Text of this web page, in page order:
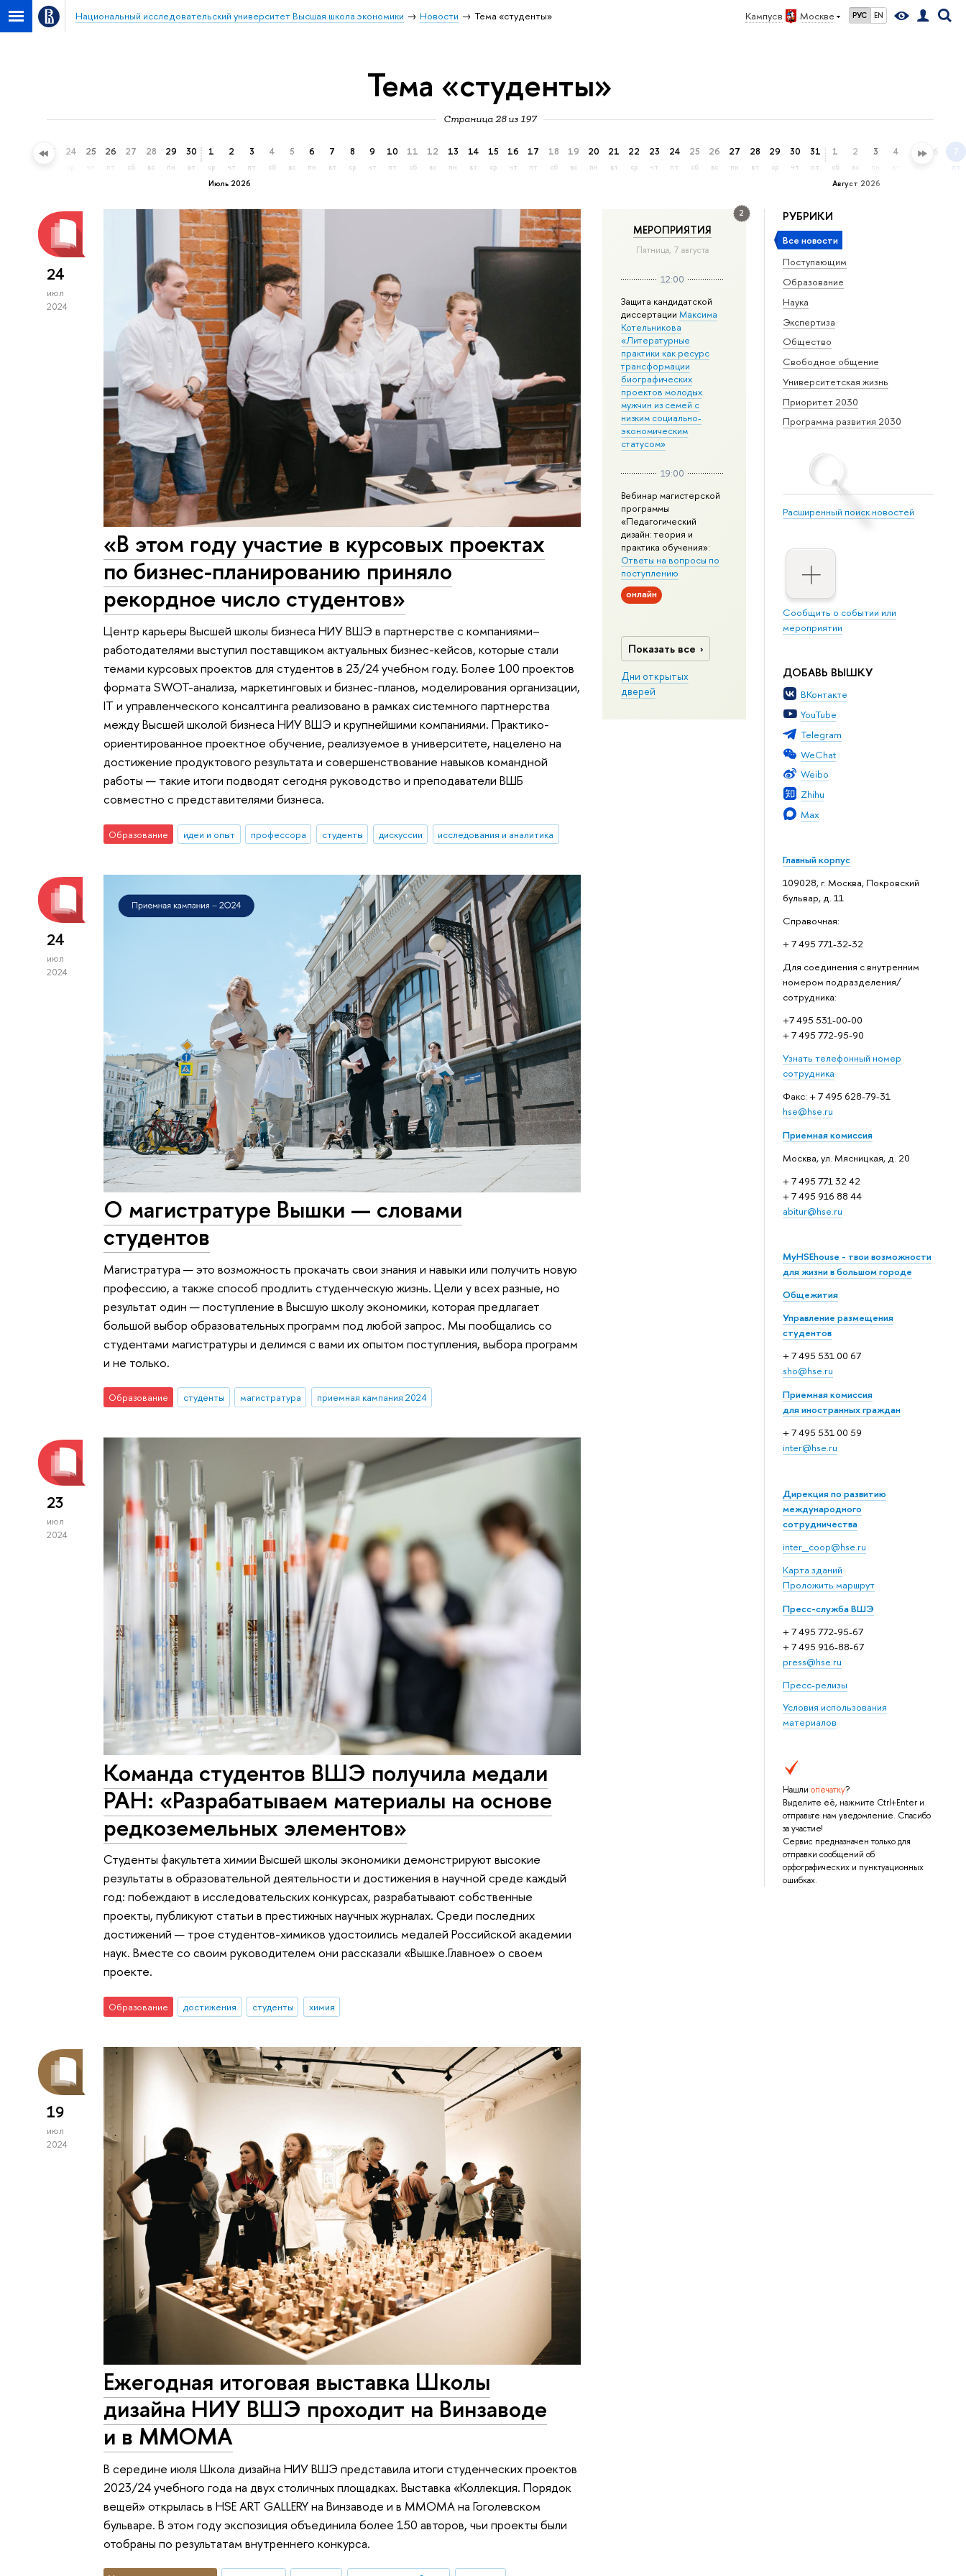
Кампус в Москве РУС EN
Национальный исследовательский университет Высшая школа экономики Новости Тема «студенты»
Тема «студенты»
Страница 28 из 197
23 24 25 26
пт
27
сб
28
вс
29
пн
30
вт
Июль 2026
1
ср
2
чт
3
пт
4
сб
5
вс
6
пн
7
вт
8
ср
9
чт
10
пт
11
сб
12
вс
13
пн
14
вт
15
ср
16
чт
17
пт
18
сб
19
вс
20
пн
21
вт
22
ср
23
чт
24
пт
25
сб
26
вс
27
пн
28
вт
29
ср
30
чт
31
пт
Август 2026
1
сб
2
вс
3 4 5 6 7
пт
РУБРИКИ
Все новости
Поступающим
Образование
Наука
Экспертиза
Общество
Свободное общение
Университетская жизнь
Приоритет 2030
Программа развития 2030
Расширенный поиск новостей
Сообщить о событии или
мероприятии
ДОБАВЬ ВЫШКУ
ВКонтакте
YouTube
Telegram
WeChat
Weibo
Zhihu
Max
Главный корпус
109028, г. Москва, Покровский
бульвар, д. 11
Справочная:
+ 7 495 771-32-32
Для соединения с внутренним
номером подразделения/
сотрудника:
+7 495 531-00-00
+ 7 495 772-95-90
Узнать телефонный номер
сотрудника
Факс: + 7 495 628-79-31
hse@hse.ru
Приемная комиссия
Москва, ул. Мясницкая, д. 20
+ 7 495 771 32 42
+ 7 495 916 88 44
abitur@hse.ru
MyHSEhouse - твои возможности
для жизни в большом городе
Общежития
Управление размещения
студентов
+ 7 495 531 00 67
sho@hse.ru
Приемная комиссия
для иностранных граждан
+ 7 495 531 00 59
inter@hse.ru
Дирекция по развитию
международного
сотрудничества
inter_coop@hse.ru
Карта зданий
Проложить маршрут
Пресс-служба ВШЭ
+ 7 495 772-95-67
+ 7 495 916-88-67
press@hse.ru
Пресс-релизы
Условия использования
материалов
Нашли опечатку?
Выделите её, нажмите Ctrl+Enter и
отправьте нам уведомление. Спасибо
за участие!
Сервис предназначен только для
отправки сообщений об
орфографических и пунктуационных
ошибках.
2
МЕРОПРИЯТИЯ
Пятница, 7 августа
12:00
Защита кандидатской
диссертации Максима
Котельникова
«Литературные
практики как ресурс
трансформации
биографических
проектов молодых
мужчин из семей с
низким социально-
экономическим
статусом»
19:00
Вебинар магистерской
программы
«Педагогический
дизайн: теория и
практика обучения»:
Ответы на вопросы по
поступлению
онлайн
Показать все
Дни открытых
дверей
24
июл
2024
«В этом году участие в курсовых проектах
по бизнес-планированию приняло
рекордное число студентов»
Центр карьеры Высшей школы бизнеса НИУ ВШЭ в партнерстве с компаниями–
работодателями выступил поставщиком актуальных бизнес-кейсов, которые стали
темами курсовых проектов для студентов в 23/24 учебном году. Более 100 проектов
формата SWOT-анализа, маркетинговых и бизнес-планов, моделирования организации,
IT и управленческого консалтинга реализовано в рамках системного партнерства
между Высшей школой бизнеса НИУ ВШЭ и крупнейшими компаниями. Практико-
ориентированное проектное обучение, реализуемое в университете, нацелено на
достижение продуктового результата и совершенствование навыков командной
работы — такие итоги подводят сегодня руководство и преподаватели ВШБ
совместно с представителями бизнеса.
Образование идеи и опыт профессора студенты дискуссии исследования и аналитика
24
июл
2024
О магистратуре Вышки — словами
студентов
Магистратура — это возможность прокачать свои знания и навыки или получить новую
профессию, а также способ продлить студенческую жизнь. Цели у всех разные, но
результат один — поступление в Высшую школу экономики, которая предлагает
большой выбор образовательных программ под любой запрос. Мы пообщались со
студентами магистратуры и делимся с вами их опытом поступления, выбора программ
и не только.
Образование студенты магистратура приемная кампания 2024
23
июл
2024
Команда студентов ВШЭ получила медали
РАН: «Разрабатываем материалы на основе
редкоземельных элементов»
Студенты факультета химии Высшей школы экономики демонстрируют высокие
результаты в образовательной деятельности и достижения в научной среде каждый
год: побеждают в исследовательских конкурсах, разрабатывают собственные
проекты, публикуют статьи в престижных научных журналах. Среди последних
достижений — трое студентов-химиков удостоились медалей Российской академии
наук. Вместе со своим руководителем они рассказали «Вышке.Главное» о своем
проекте.
Образование достижения студенты химия
19
июл
2024
Ежегодная итоговая выставка Школы
дизайна НИУ ВШЭ проходит на Винзаводе
и в MMOMA
В середине июля Школа дизайна НИУ ВШЭ представила итоги студенческих проектов
2023/24 учебного года на двух столичных площадках. Выставка «Коллекция. Порядок
вещей» открылась в HSE ART GALLERY на Винзаводе и в MMOMA на Гоголевском
бульваре. В этом году экспозиция объединила более 150 авторов, чьи проекты были
отобраны по результатам внутреннего конкурса.